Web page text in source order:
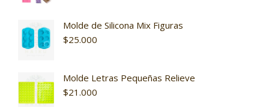
Molde de Silicona Mix Figuras
$25.000
Molde Letras Pequeñas Relieve
$21.000